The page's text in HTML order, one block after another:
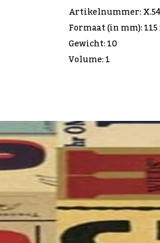
Artikelnummer: X.54
Formaat (in mm): 115
Gewicht: 10
Volume: 1